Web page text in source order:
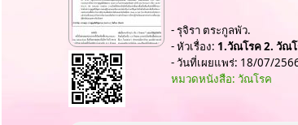
- รุจิรา ตระกูลพัว.
- หัวเรื่อง: 1.วัณโรค 2. วัณ
- วันที่เผยแพร่: 18/07/
หมวดหนังสือ: วัณโรค